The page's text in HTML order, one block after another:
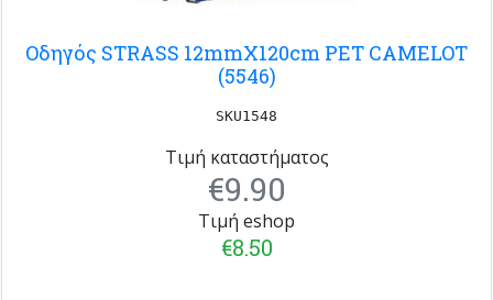
Οδηγός STRASS 12mmX120cm PET CAMELOT
(5546)
SKU1548
Τιμή καταστήματος
€9.90
Τιμή eshop
€8.50